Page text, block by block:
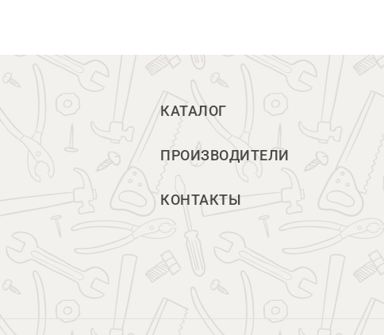
КАТАЛОГ
ПРОИЗВОДИТЕЛИ
КОНТАКТЫ